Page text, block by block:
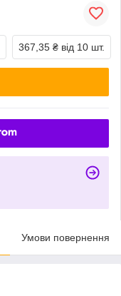
367,35 ₴ від 10 шт.
Умови повернення